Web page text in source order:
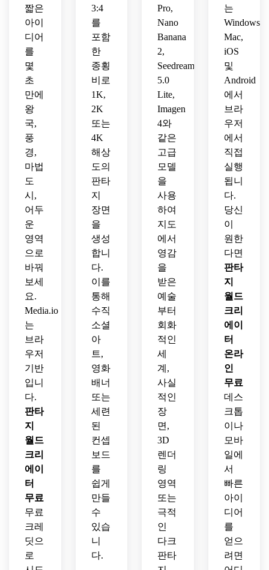
부적
인 마
법 같
은 세
계 건
축 일
러스
트레
이션.
림이
그려
타지
내려
다보
로운
여행
자.
짧은
아이
디어
를
몇
초
만에
왕
국,
풍
경,
마법
도
시,
어두
운
영역
으로
바꿔
보세
요.
Media.io
는
브라
우저
기반
입니
다.
판타
지
월드
크리
에이
터
무료
무료
크레
딧으
로
3:4
를
포함
한
종횡
비로
1K,
2K
또는
4K
해상
도의
판타
지
장면
을
생성
합니
다.
이를
통해
수직
소셜
아
트,
영화
배너
또는
세련
된
컨셉
보드
를
쉽게
만들
수
있습
니
다.
Pro,
Nano
Banana
2,
Seedream
5.0
Lite,
Imagen
4와
같은
고급
모델
을
사용
하여
지도
에서
영감
을
받은
예술
부터
회화
적인
세
계,
사실
적인
장
면,
3D
렌더
링
영역
또는
극적
인
다크
판타
는
Windows,
Mac,
iOS
및
Android
에서
브라
우저
에서
직접
실행
됩니
다.
당신
이
원한
다면
판타
지
월드
크리
에이
터
온라
인
무료
데스
크톱
이나
모바
일에
서
빠른
아이
디어
를
얻으
려면